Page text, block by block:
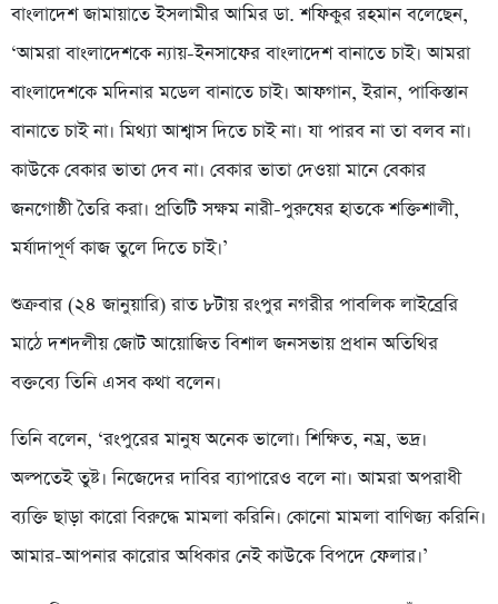
বাংলাদেশ জামায়াতে ইসলামীর আমির ডা. শফিকুর রহমান বলেছেন,
‘আমরা বাংলাদেশকে ন্যায়-ইনসাফের বাংলাদেশ বানাতে চাই। আমরা
বাংলাদেশকে মদিনার মডেল বানাতে চাই। আফগান, ইরান, পাকিস্তান
বানাতে চাই না। মিথ্যা আশ্বাস দিতে চাই না। যা পারব না তা বলব না।
কাউকে বেকার ভাতা দেব না। বেকার ভাতা দেওয়া মানে বেকার
জনগোষ্ঠী তৈরি করা। প্রতিটি সক্ষম নারী-পুরুষের হাতকে শক্তিশালী,
মর্যাদাপূর্ণ কাজ তুলে দিতে চাই।’
শুক্রবার (২৪ জানুয়ারি) রাত ৮টায় রংপুর নগরীর পাবলিক লাইব্রেরি
মাঠে দশদলীয় জোট আয়োজিত বিশাল জনসভায় প্রধান অতিথির
বক্তব্যে তিনি এসব কথা বলেন।
তিনি বলেন, ‘রংপুরের মানুষ অনেক ভালো। শিক্ষিত, নম্র, ভদ্র।
অল্পতেই তুষ্ট। নিজেদের দাবির ব্যাপারেও বলে না। আমরা অপরাধী
ব্যক্তি ছাড়া কারো বিরুদ্ধে মামলা করিনি। কোনো মামলা বাণিজ্য করিনি।
আমার-আপনার কারোর অধিকার নেই কাউকে বিপদে ফেলার।’